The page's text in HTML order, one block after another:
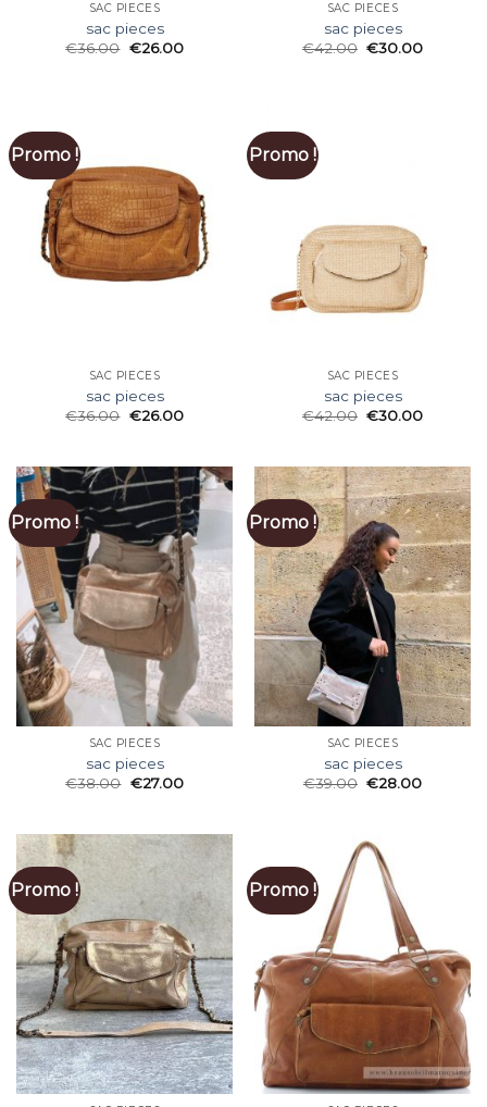
SAC PIECES
sac pieces
€36.00 €26.00
SAC PIECES
sac pieces
€42.00 €30.00
Promo !
SAC PIECES
sac pieces
€36.00 €26.00
Promo !
SAC PIECES
sac pieces
€42.00 €30.00
Promo !
SAC PIECES
sac pieces
€38.00 €27.00
Promo !
SAC PIECES
sac pieces
€39.00 €28.00
Promo ! Promo !